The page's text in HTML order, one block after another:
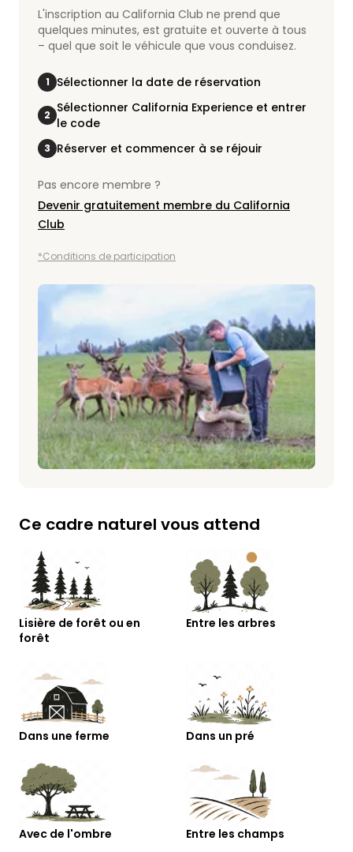
L'inscription au California Club ne prend que
quelques minutes, est gratuite et ouverte à tous
– quel que soit le véhicule que vous conduisez.
1 Sélectionner la date de réservation
2 Sélectionner California Experience et entrer
le code
3 Réserver et commencer à se réjouir
Pas encore membre ?
Devenir gratuitement membre du California
Club
*Conditions de participation
Ce cadre naturel vous attend
Lisière de forêt ou en
forêt
Entre les arbres
Dans une ferme Dans un pré
Avec de l'ombre Entre les champs